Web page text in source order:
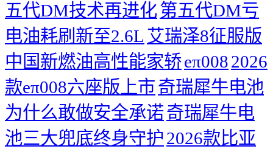
五代DM技术再进化第五代DM亏
电油耗刷新至2.6L 艾瑞泽8征服版
中国新燃油高性能家轿eπ0082026
款eπ008六座版上市奇瑞犀牛电池
为什么敢做安全承诺奇瑞犀牛电
池三大兜底终身守护2026款比亚